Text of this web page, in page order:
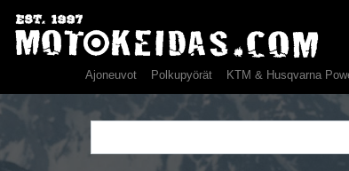
Ajoneuvot Polkupyörät KTM & Husqvarna